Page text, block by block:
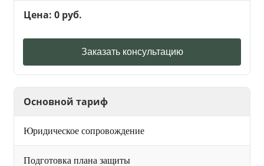
Цена: 0 руб.
Заказать консультацию
Основной тариф
Юридическое сопровождение
Подготовка плана защиты